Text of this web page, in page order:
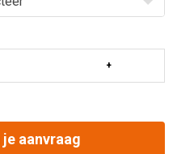
aanvraag